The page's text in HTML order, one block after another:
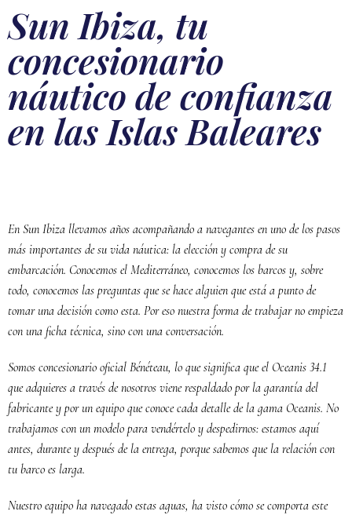
Sun Ibiza, tu
concesionario
náutico de confianza
en las Islas Baleares
En Sun Ibiza llevamos años acompañando a navegantes en uno de los pasos
más importantes de su vida náutica: la elección y compra de su
embarcación. Conocemos el Mediterráneo, conocemos los barcos y, sobre
todo, conocemos las preguntas que se hace alguien que está a punto de
tomar una decisión como esta. Por eso nuestra forma de trabajar no empieza
con una ficha técnica, sino con una conversación.
Somos concesionario oficial Bénéteau, lo que significa que el Oceanis 34.1
que adquieres a través de nosotros viene respaldado por la garantía del
fabricante y por un equipo que conoce cada detalle de la gama Oceanis. No
trabajamos con un modelo para vendértelo y despedirnos: estamos aquí
antes, durante y después de la entrega, porque sabemos que la relación con
tu barco es larga.
Nuestro equipo ha navegado estas aguas, ha visto cómo se comporta este